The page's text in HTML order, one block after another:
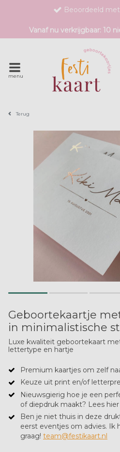
Beoordeeld met
Exclusieve geboortekaartjes
Vanaf nu verkrijgbaar: 10
menu
Terug
Geboortekaartje
in minimalistische
Luxe kwaliteit geboortekaart
lettertype en hartje
Premium kaartjes om zelf
Keuze uit print en/of
Nieuwsgierig hoe je een
of diepdruk maakt? ​Lees
Ben je niet thuis in deze
eerst eventjes om advies. Ik
graag! team@festikaart.nl